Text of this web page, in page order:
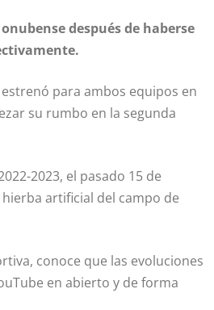
después de haberse
para ambos equipos en
su rumbo en la segunda
2023, el pasado 15 de
artificial del campo de
conoce que las evoluciones
en abierto y de forma